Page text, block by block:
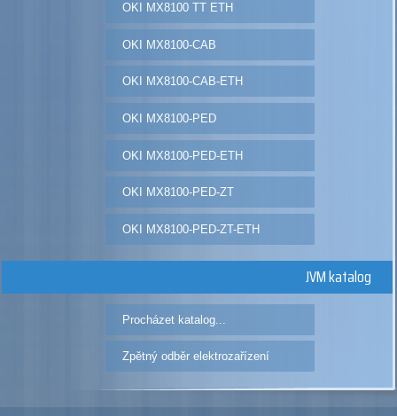
OKI MX8100 TT ETH
OKI MX8100-CAB
OKI MX8100-CAB-ETH
OKI MX8100-PED
OKI MX8100-PED-ETH
OKI MX8100-PED-ZT
OKI MX8100-PED-ZT-ETH
JVM katalog
Procházet katalog...
Zpětný odběr elektrozařízení